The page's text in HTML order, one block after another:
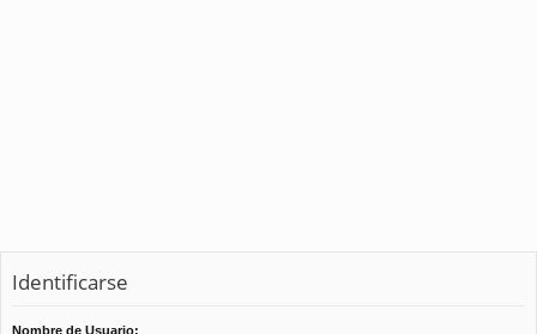
Identificarse
Nombre de Usuario: